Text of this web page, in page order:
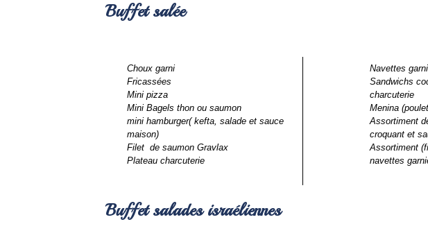
Buffet salée
Choux garni
Fricassées
Mini pizza
Mini Bagels thon ou saumon
mini hamburger( kefta, salade et sauce
maison)
Filet  de saumon Gravlax
Plateau charcuterie
Navettes
Sandwichs
charcuterie
Menina
Assortiment
croquant et
Assortiment
navettes
Buffet salades israéliennes